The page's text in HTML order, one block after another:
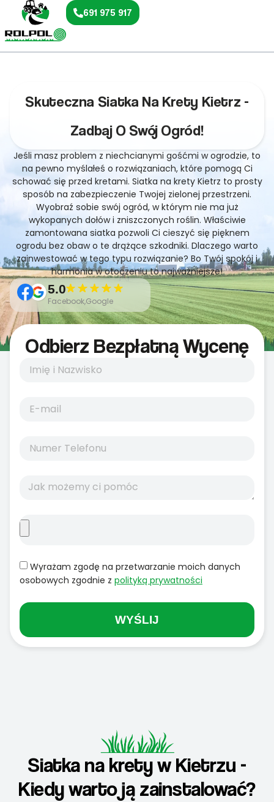
691 975 917
Skuteczna Siatka Na Krety Kietrz -
Zadbaj O Swój Ogród!
Jeśli masz problem z niechcianymi gośćmi w ogrodzie, to
na pewno myślałeś o rozwiązaniach, które pomogą Ci
schować się przed kretami. Siatka na krety Kietrz to prosty
sposób na zabezpieczenie Twojej zielonej przestrzeni.
Wyobraź sobie swój ogród, w którym nie ma już
wykopanych dołów i zniszczonych roślin. Właściwie
zamontowana siatka pozwoli Ci cieszyć się pięknem
ogrodu bez obaw o te drążące szkodniki. Dlaczego warto
zainwestować w tego typu rozwiązanie? Bo Twój spokój i
harmonia w otoczeniu to najważniejsze!
5.0
Facebook,Google
Odbierz Bezpłatną Wycenę
Wyrażam zgodę na przetwarzanie moich danych
osobowych zgodnie z polityką prywatności
WYŚLIJ
Siatka na krety w Kietrzu -
Kiedy warto ją zainstalować?